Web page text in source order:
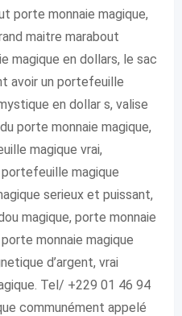
porte monnaie magique,
maitre marabout
magique en dollars, le sac
avoir un portefeuille
en dollar s, valise
porte monnaie magique,
magique vrai,
magique
serieux et puissant,
magique, porte monnaie
monnaie magique
d’argent, vrai
Tel/ +229 01 46 94
communément appelé